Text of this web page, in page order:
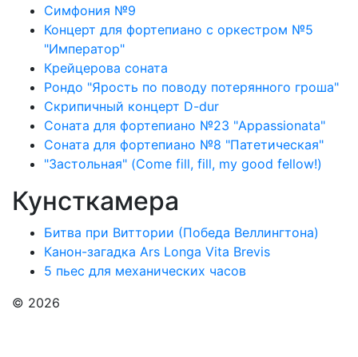
Симфония №9
Концерт для фортепиано с оркестром №5
"Император"
Крейцерова соната
Рондо "Ярость по поводу потерянного гроша"
Скрипичный концерт D-dur
Соната для фортепиано №23 "Appassionata"
Соната для фортепиано №8 "Патетическая"
"Застольная" (Come fill, fill, my good fellow!)
Кунсткамера
Битва при Виттории (Победа Веллингтона)
Канон-загадка Ars Longa Vita Brevis
5 пьес для механических часов
© 2026